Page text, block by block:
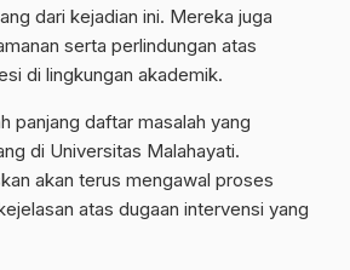
dari kejadian ini. Mereka juga
serta perlindungan atas
di lingkungan akademik.
panjang daftar masalah yang
di Universitas Malahayati.
akan terus mengawal proses
atas dugaan intervensi yang